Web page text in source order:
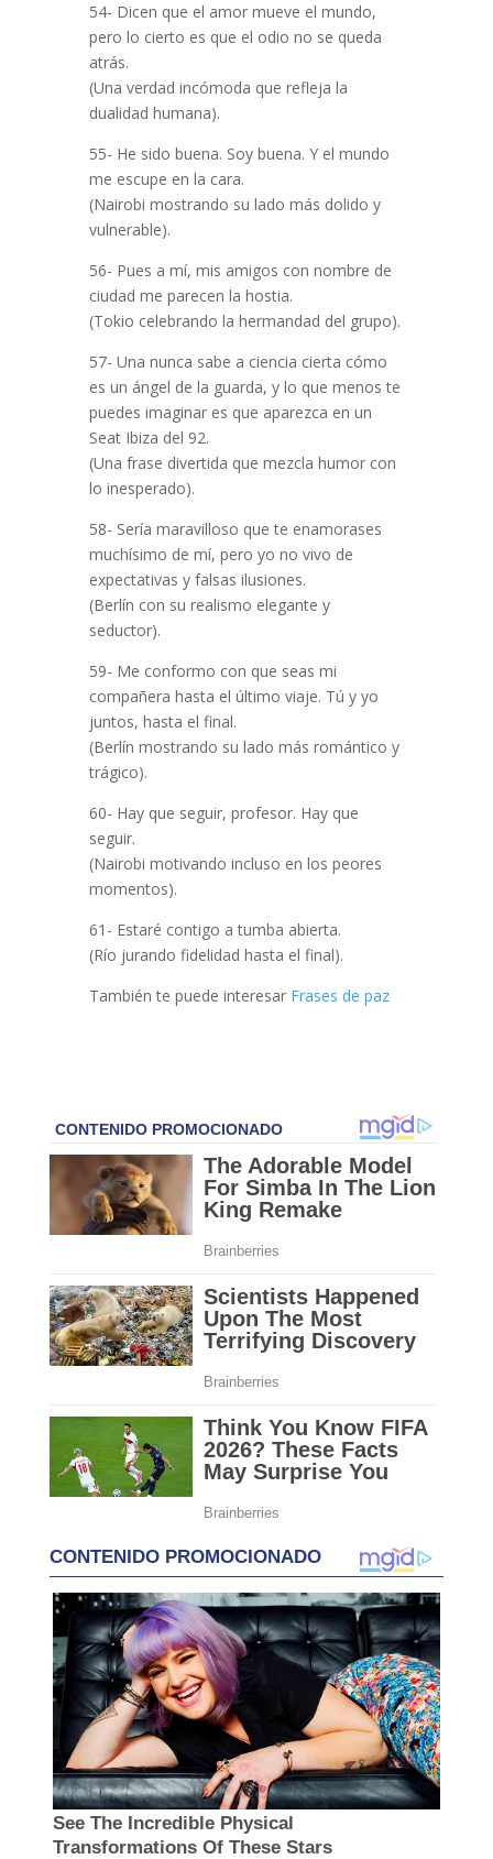
54- Dicen que el amor mueve el mundo,
pero lo cierto es que el odio no se queda
atrás.
(Una verdad incómoda que refleja la
dualidad humana).
55- He sido buena. Soy buena. Y el mundo
me escupe en la cara.
(Nairobi mostrando su lado más dolido y
vulnerable).
56- Pues a mí, mis amigos con nombre de
ciudad me parecen la hostia.
(Tokio celebrando la hermandad del grupo).
57- Una nunca sabe a ciencia cierta cómo
es un ángel de la guarda, y lo que menos te
puedes imaginar es que aparezca en un
Seat Ibiza del 92.
(Una frase divertida que mezcla humor con
lo inesperado).
58- Sería maravilloso que te enamorases
muchísimo de mí, pero yo no vivo de
expectativas y falsas ilusiones.
(Berlín con su realismo elegante y
seductor).
59- Me conformo con que seas mi
compañera hasta el último viaje. Tú y yo
juntos, hasta el final.
(Berlín mostrando su lado más romántico y
trágico).
60- Hay que seguir, profesor. Hay que
seguir.
(Nairobi motivando incluso en los peores
momentos).
61- Estaré contigo a tumba abierta.
(Río jurando fidelidad hasta el final).
También te puede interesar Frases de paz